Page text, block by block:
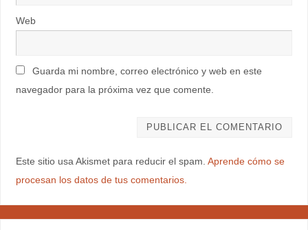
Web
Guarda mi nombre, correo electrónico y web en este
navegador para la próxima vez que comente.
Este sitio usa Akismet para reducir el spam. Aprende cómo se
procesan los datos de tus comentarios.